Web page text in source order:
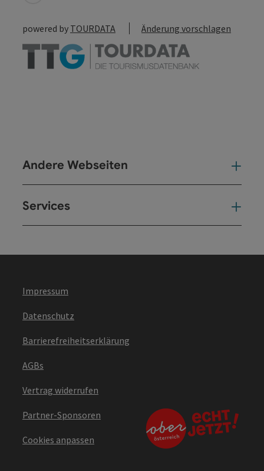
powered by TOURDATA Änderung vorschlagen
Andere Webseiten
Services
Impressum
Datenschutz
Barrierefreiheitserklärung
AGBs
Vertrag widerrufen
Partner-Sponsoren
Cookies anpassen